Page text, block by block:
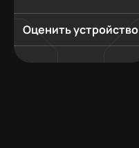
Оценить устройство